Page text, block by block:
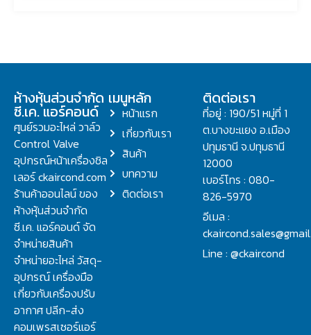
ห้างหุ้นส่วนจำกัด
ซี.เค. แอร์คอนด์
ศูนย์รวมอะไหล่ วาล์ว
Control Valve
อุปกรณ์หน้าเครื่องชิล
เลอร์ ckaircond.com
ร้านค้าออนไลน์ ของ
ห้างหุ้นส่วนจำกัด
ซี.เค. แอร์คอนด์ จัด
จำหน่ายสินค้า
จำหน่ายอะไหล่ วัสดุ-
อุปกรณ์ เครื่องมือ
เกี่ยวกับเครื่องปรับ
อากาศ ปลีก-ส่ง
คอมเพรสเซอร์แอร์
เมนูหลัก
หน้าแรก
เกี่ยวกับเรา
สินค้า
บทความ
ติดต่อเรา
ติดต่อเรา
ที่อยู่ : 190/51 หมู่ที่ 1
ต.บางขะแยง อ.เมือง
ปทุมธานี จ.ปทุมธานี
12000
เบอร์โทร : 080-
826-5970
อีเมล :
Line : @ckaircond